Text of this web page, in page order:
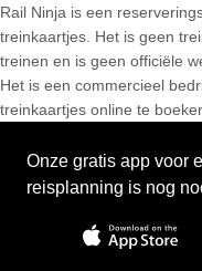
Rail Ninja is een
treinkaartjes. Het is geen
treinen en is geen officiële
Het is een commercieel
treinkaartjes online te
Onze gratis app voor
reisplanning is nog